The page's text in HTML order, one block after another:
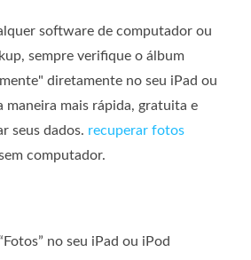
software de computador ou
sempre verifique o álbum
diretamente no seu iPad ou
maneira mais rápida, gratuita e
seus dados. recuperar fotos
computador.
no seu iPad ou iPod